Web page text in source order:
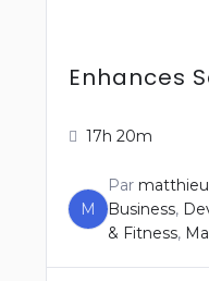
Enhances
17h 20m
M
Par
Business,
& Fitness,